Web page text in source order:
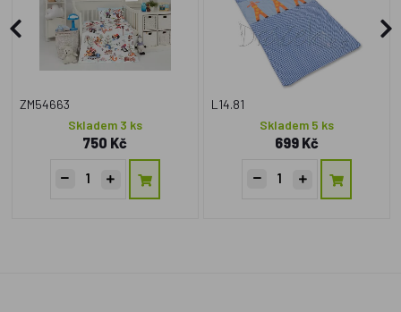
ZM54663
Skladem 3 ks
750 Kč
L14.81
Skladem 5 ks
699 Kč